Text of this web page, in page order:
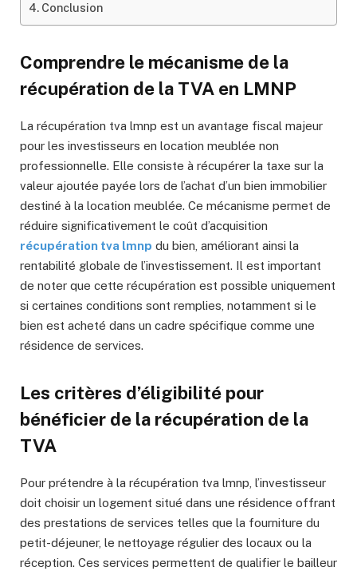
Conclusion
Comprendre le mécanisme de la
récupération de la TVA en LMNP
La récupération tva lmnp est un avantage fiscal majeur
pour les investisseurs en location meublée non
professionnelle. Elle consiste à récupérer la taxe sur la
valeur ajoutée payée lors de l’achat d’un bien immobilier
destiné à la location meublée. Ce mécanisme permet de
réduire significativement le coût d’acquisition
récupération tva lmnp du bien, améliorant ainsi la
rentabilité globale de l’investissement. Il est important
de noter que cette récupération est possible uniquement
si certaines conditions sont remplies, notamment si le
bien est acheté dans un cadre spécifique comme une
résidence de services.
Les critères d’éligibilité pour
bénéficier de la récupération de la
TVA
Pour prétendre à la récupération tva lmnp, l’investisseur
doit choisir un logement situé dans une résidence offrant
des prestations de services telles que la fourniture du
petit-déjeuner, le nettoyage régulier des locaux ou la
réception. Ces services permettent de qualifier le bailleur